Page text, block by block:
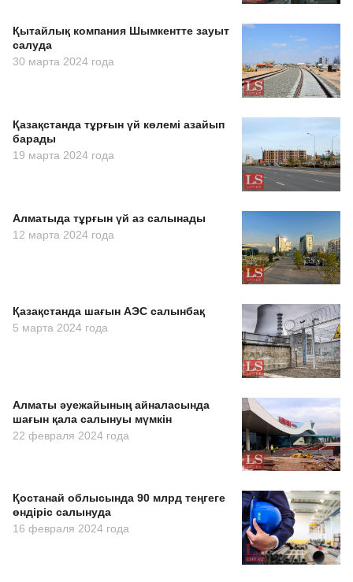
Қытайлық компания Шымкентте зауыт
салуда
30 марта 2024 года
Қазақстанда тұрғын үй көлемі азайып
барады
19 марта 2024 года
Алматыда тұрғын үй аз салынады
12 марта 2024 года
Қазақстанда шағын АЭС салынбақ
5 марта 2024 года
Алматы әуежайының айналасында
шағын қала салынуы мүмкін
22 февраля 2024 года
Қостанай облысында 90 млрд теңгеге
өндіріс салынуда
16 февраля 2024 года